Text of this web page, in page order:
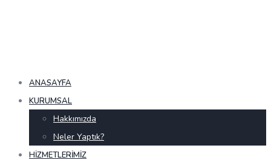
ANASAYFA
KURUMSAL
Hakkımızda
Neler Yaptık?
HIZMETLERIMIZ